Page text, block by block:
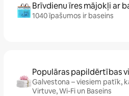
Brīvdienu īres mājokļi ar
1040 īpašumos ir baseins
Populāras papildērtības
Galvestona – viesiem patīk,
Virtuve, Wi-Fi un Baseins